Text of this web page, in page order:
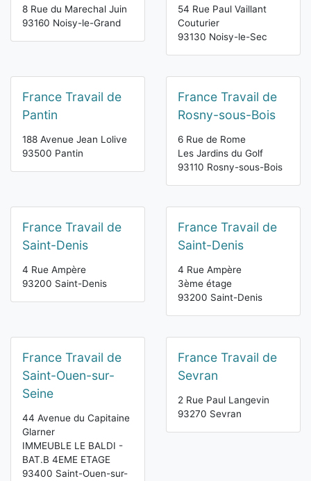
8 Rue du Marechal Juin
93160 Noisy-le-Grand
54 Rue Paul Vaillant
Couturier
93130 Noisy-le-Sec
France Travail de
Pantin
188 Avenue Jean Lolive
93500 Pantin
France Travail de
Rosny-sous-Bois
6 Rue de Rome
Les Jardins du Golf
93110 Rosny-sous-Bois
France Travail de
Saint-Denis
4 Rue Ampère
93200 Saint-Denis
France Travail de
Saint-Denis
4 Rue Ampère
3ème étage
93200 Saint-Denis
France Travail de
Saint-Ouen-sur-
Seine
44 Avenue du Capitaine
Glarner
IMMEUBLE LE BALDI -
BAT.B 4EME ETAGE
93400 Saint-Ouen-sur-
France Travail de
Sevran
2 Rue Paul Langevin
93270 Sevran